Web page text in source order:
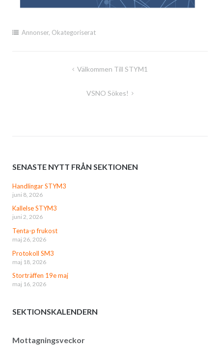
Annonser, Okategoriserat
InläggsnavigeringVälkommen Till STYM1
VSNO Sökes!
SENASTE NYTT FRÅN SEKTIONEN
Handlingar STYM3
juni 8, 2026
Kallelse STYM3
juni 2, 2026
Tenta-p frukost
maj 26, 2026
Protokoll SM3
maj 18, 2026
Storträffen 19e maj
maj 16, 2026
SEKTIONSKALENDERN
Mottagningsveckor